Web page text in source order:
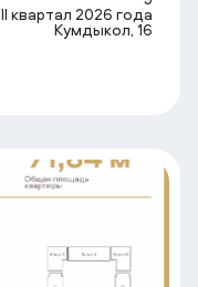
II квартал 2026 года
Кумдыкол, 16